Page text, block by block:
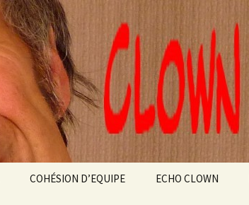
COHÉSION D’EQUIPE ECHO CLOWN